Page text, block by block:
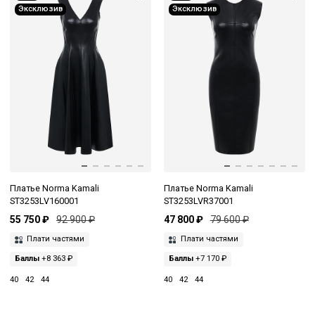
Эксклюзив
Платье Norma Kamali
ST3253LV160001
55 750 ₽ 92 900 ₽
Плати частями
Баллы +8 363 ₽
40 42 44
Эксклюзив
Платье Norma Kamali
ST3253LVR37001
47 800 ₽ 79 600 ₽
Плати частями
Баллы+7 170 ₽
40 42 44